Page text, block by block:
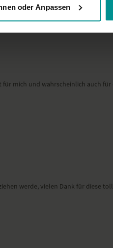
oder Anpassen
mich und wahrscheinlich auch
werde, vielen Dank für diese